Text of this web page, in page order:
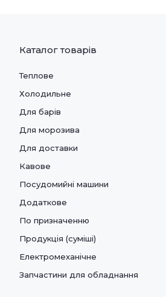
Каталог товарів
Теплове
Холодильне
Для барів
Для морозива
Для доставки
Кавове
Посудомийні машини
Додаткове
По призначенню
Продукція (суміші)
Електромеханічне
Запчастини для обладнання